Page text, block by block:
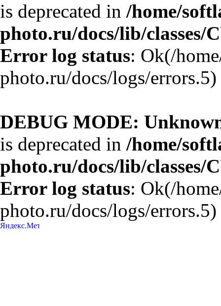
is deprecated in /home/
photo.ru/docs/lib/classes/
Error log status: Ok(/
photo.ru/docs/logs/errors.5)
DEBUG MODE:
is deprecated in /home/
photo.ru/docs/lib/classes/
Error log status: Ok(/
photo.ru/docs/logs/errors.5)